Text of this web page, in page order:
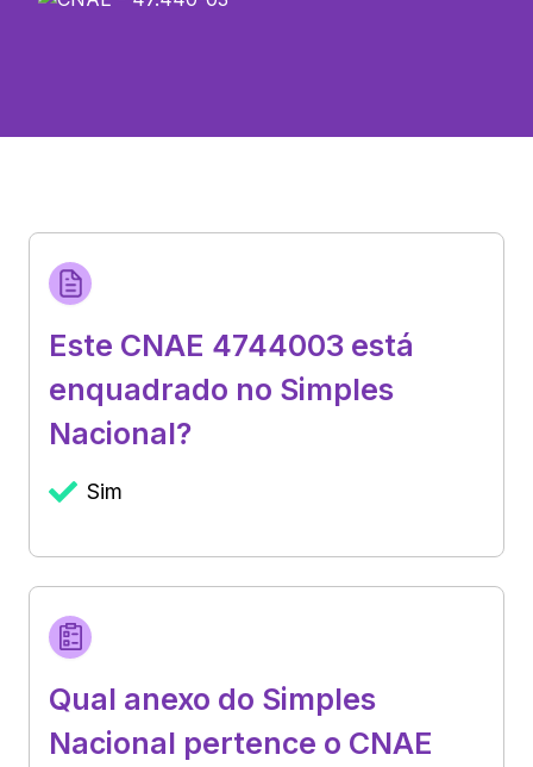
Este CNAE 4744003 está
enquadrado no Simples
Nacional?
Sim
Qual anexo do Simples
Nacional pertence o CNAE